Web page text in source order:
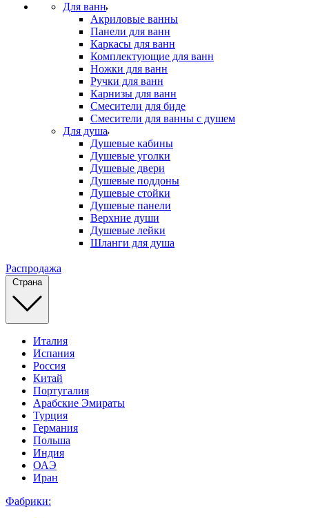
Для ванн
Акриловые ванны
Панели для ванн
Каркасы для ванн
Комплектующие для ванн
Ножки для ванн
Ручки для ванн
Карнизы для ванн
Смесители для биде
Смесители для ванны с душем
Для душа
Душевые кабины
Душевые уголки
Душевые двери
Душевые поддоны
Душевые стойки
Душевые панели
Верхние души
Душевые лейки
Шланги для душа
Распродажа
Страна
Италия
Испания
Россия
Китай
Португалия
Арабские Эмираты
Турция
Германия
Польша
Индия
ОАЭ
Иран
Фабрики: